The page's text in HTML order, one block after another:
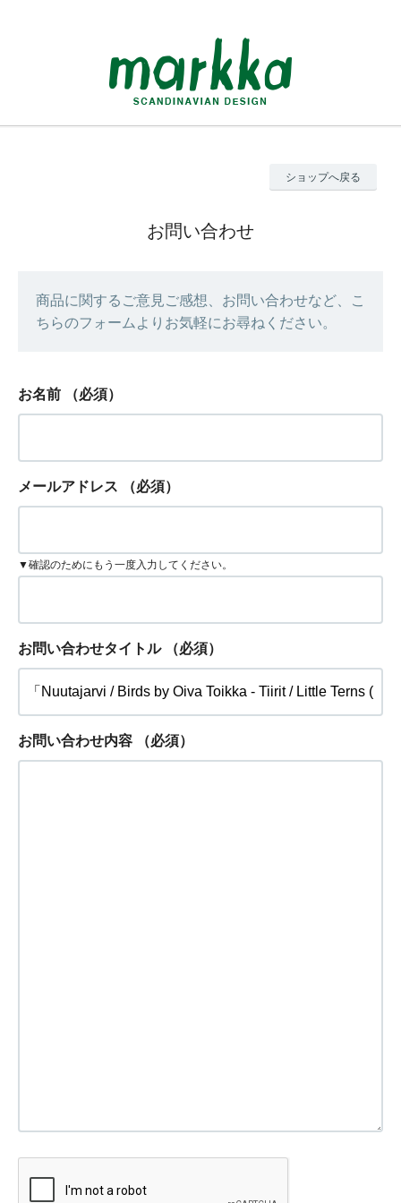
ショップへ戻る
お問い合わせ
商品に関するご意見ご感想、お問い合わせなど、こ
ちらのフォームよりお気軽にお尋ねください。
お名前 （必須）
メールアドレス （必須）
▼確認のためにもう一度入力してください。
お問い合わせタイトル （必須）
お問い合わせ内容 （必須）